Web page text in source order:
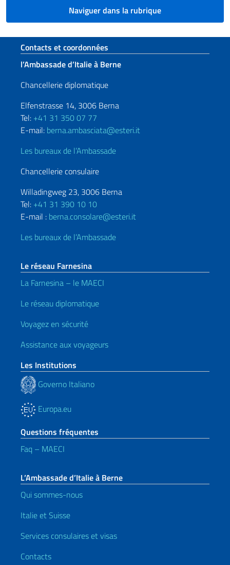
Naviguer dans la rubrique
Section de pied de page
Contacts et coordonnées
l’Ambassade d’Italie à Berne
Chancellerie diplomatique
Elfenstrasse 14, 3006 Berna
Tel: +41 31 350 07 77
E-mail: berna.ambasciata@esteri.it
Les bureaux de l’Ambassade
Chancellerie consulaire
Willadingweg 23, 3006 Berna
Tel: +41 31 390 10 10
E-mail : berna.consolare@esteri.it
Les bureaux de l’Ambassade
Le réseau Farnesina
La Farnesina – le MAECI
Le réseau diplomatique
Voyagez en sécurité
Assistance aux voyageurs
Les Institutions
Governo Italiano
Europa.eu
Questions fréquentes
Faq – MAECI
L’Ambassade d’Italie à Berne
Qui sommes-nous
Italie et Suisse
Services consulaires et visas
Contacts